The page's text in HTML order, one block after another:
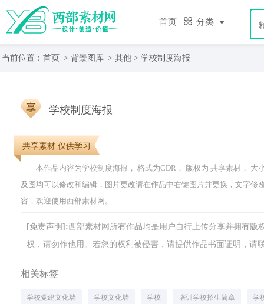
首页 分类
当前位置： 首页 > 背景图库 > 其他 > 学校制度海报
共享素材 仅供学习
学校制度海报
本作品内容为学校制度海报， 格式为CDR， 版权为 共享素材， 大
及图均可以修改和编辑，图片更改请在作品中右键图片并更换，文字
容，欢迎使用西部素材网。
[免责声明]:西部素材网所有作品均是用户自行上传分享并拥有
权，请勿作他用。若您的权利被侵害，请提供作品书面证明，请
相关标签
学校党建文化墙 学校文化墙 学校 培训学校招生简章 学